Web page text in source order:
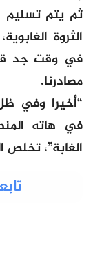
ثم يتم تسليم
الثروة
في وقت جد
مصادرنا.
“أخيرا وفي
في هاته
الغابة”، تخلص